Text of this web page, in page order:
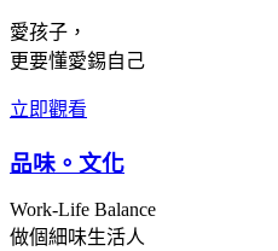
愛孩子，
更要懂愛錫自己
立即觀看
品味。文化
Work-Life Balance
做個細味生活人